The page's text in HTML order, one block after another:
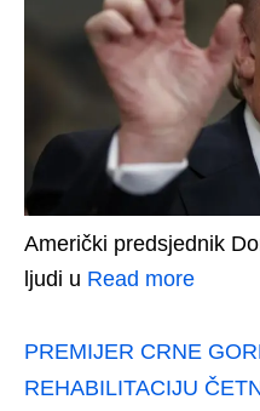
Američki predsjednik
ljudi u Read more
PREMIJER CRNE
REHABILITACIJU